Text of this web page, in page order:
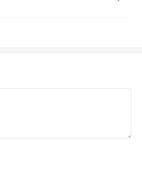
年，太子李弘薨于合璧
杀。恰在此时，李绚从龙
的秘药北归。
提示词条，一个老不正经
天阴教妖女，西域王族贵